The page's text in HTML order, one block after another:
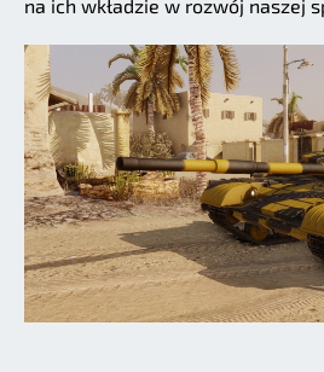
na ich wkładzie w rozwój naszej